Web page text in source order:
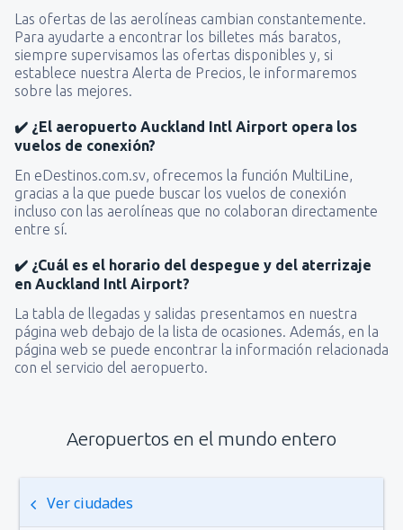
Las ofertas de las aerolíneas cambian constantemente.
Para ayudarte a encontrar los billetes más baratos,
siempre supervisamos las ofertas disponibles y, si
establece nuestra Alerta de Precios, le informaremos
sobre las mejores.
✔️ ¿El aeropuerto Auckland Intl Airport opera los
vuelos de conexión?
En eDestinos.com.sv, ofrecemos la función MultiLine,
gracias a la que puede buscar los vuelos de conexión
incluso con las aerolíneas que no colaboran directamente
entre sí.
✔️ ¿Cuál es el horario del despegue y del aterrizaje
en Auckland Intl Airport?
La tabla de llegadas y salidas presentamos en nuestra
página web debajo de la lista de ocasiones. Además, en la
página web se puede encontrar la información relacionada
con el servicio del aeropuerto.
Aeropuertos en el mundo entero
Ver ciudades